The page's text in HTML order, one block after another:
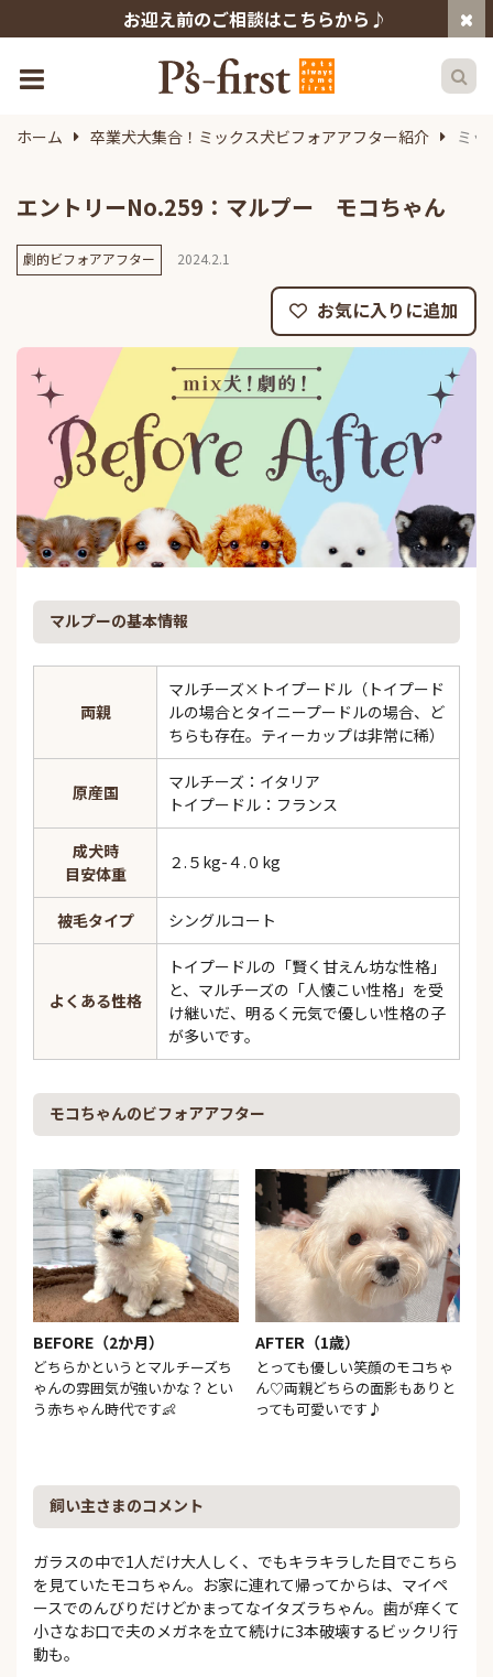
お迎え前のご相談はこちらから♪
ホーム 卒業犬大集合！ミックス犬ビフォアアフター紹介 ミ
エントリーNo.259：マルプー モコちゃん
劇的ビフォアアフター 2024.2.1
お気に入りに追加
マルプーの基本情報
両親
マルチーズ×トイプードル（トイプード
ルの場合とタイニープードルの場合、ど
ちらも存在。ティーカップは非常に稀）
原産国
マルチーズ：イタリア
トイプードル：フランス
成犬時
目安体重
２.５kg-４.０kg
被毛タイプ シングルコート
よくある性格
トイプードルの「賢く甘えん坊な性格」
と、マルチーズの「人懐こい性格」を受
け継いだ、明るく元気で優しい性格の子
が多いです。
モコちゃんのビフォアアフター
BEFORE（2か月）
どちらかというとマルチーズち
ゃんの雰囲気が強いかな？とい
う赤ちゃん時代です👶
AFTER（1歳）
とっても優しい笑顔のモコちゃ
ん♡両親どちらの面影もありと
っても可愛いです♪
飼い主さまのコメント
ガラスの中で1人だけ大人しく、でもキラキラした目でこちら
を見ていたモコちゃん。お家に連れて帰ってからは、マイペ
ースでのんびりだけどかまってなイタズラちゃん。歯が痒くて
小さなお口で夫のメガネを立て続けに3本破壊するビックリ行
動も。